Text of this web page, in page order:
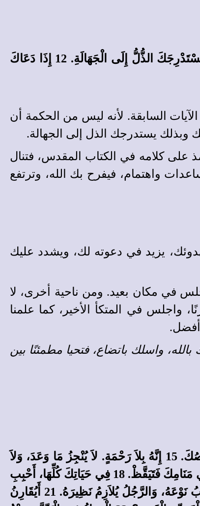
9 اخْشَعْ للهِ، وَانْتَظِرْ يَدَهُ. 10 احْذَرْ أَنْ تَغْتَرَّ وَتَتَذَلَّلَ فِي جَهَالَتِكَ. 11 لاَ تَكُنْ ذَلِيلًا فِي حِكْمَتِكَ، لِئَلاَّ يَسْتَدْرِجَكَ الذُّلُّ إِلَى الْجَهَالَةِ. 12 إِذَا دَعَاكَ
السابقة. لأنه ليس من الحكمة أن
وبذلك يستدرجك الذل إلى الجهالة.
على كلامه في الكتاب المقدس، فتنال
واهتمام، فيفرح بك الله، وترتفع
يزيد في دعوته لك، ويشدد عليك
في مكان بعيد. ومن ناحية أخرى، لا
واجلس في المتكأ الأخير، كما علمنا
أفضل.
واسلك باتضاع، فتحيا مطمئنًا بين
14 لاَ تُقْدِمْ عَلَى مُحَادَثَتِهِ، وَلاَ تَثِقْ بِكَلاَمِهِ الْكَثِيرِ؛ فَإِنَّهُ بِكَثْرَةِ مُخَاطَبَتِهِ يَخْتَبِرُكَ، وَبِتَبَسُّمِهِ إِلَيْكَ يَفْحَصُكَ. 15 إِنَّهُ بِلاَ رَحْمَةٍ. لاَ يُنْجِزُ مَا وَعَدَ، وَلاَ
يُمْسِكُ عَنِ الإِسَاءَةِ وَالْقُيُودِ. 16 احْتَرِزْ وَتَنَبَّهْ جِدًّا؛ فَإِنَّكَ عَلَى شَفَا السُّقُوطِ. 17 وَإِنْ سَمِعْتَ بِهذِهِ فِي مَنَامِكَ فَتَيَقَّظْ. 18 فِي حَيَاتِكَ كُلِّهَا، أَحْبِبِ
الرَّبَّ وَادْعُهُ لِخَلاَصِكَ. 19 كُلُّ حَيَوَانٍ يُحِبُّ نَظِيرَهُ، وَكُلُّ إِنْسَانٍ يُحِبُّ قَرِيبَهُ. 20 كُلُّ ذِي جَسَدٍ يُصَاحِبُ نَوْعَهُ، وَالرَّجُلُ يُلاَزِمُ نَظِيرَهُ. 21 أَيُقَارِنُ